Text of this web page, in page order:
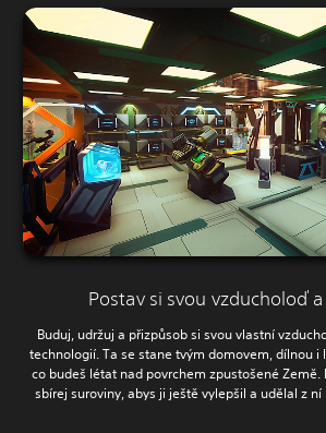
Postav si svou vzducholoď
Buduj, udržuj a přizpůsob si svou vlastní
technologií. Ta se stane tvým domovem, dílnou i
co budeš létat nad povrchem zpustošené Země.
sbírej suroviny, abys ji ještě vylepšil a udělal z